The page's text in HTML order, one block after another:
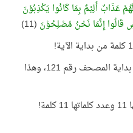
عَذَابٌ أَلِيْمٌ بِمَا كَانُوا يَكْذِبُوْنَ
قَالُوا إِنَّمَا نَحْنُ مُصْلِحُوْنَ (11)
آخر كلمة في الآية رقم 10 ترتيبها من بداية المصحف رقم 121، وهذا